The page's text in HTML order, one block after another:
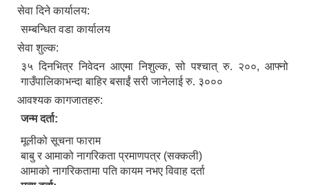
सेवा दिने कार्यालय:
सम्बन्धित वडा कार्यालय
सेवा शुल्क:
३५ दिनभित्र निवेदन आएमा निशुल्क, सो पश्चात् रु. २००, आफ्नो
गाउँपालिकाभन्दा बाहिर बसाईं सरी जानेलाई रु. ३०००
आवश्यक कागजातहरु:
जन्म दर्ता:
मूलीको सूचना फाराम
बाबु र आमाको नागरिकता प्रमाणपत्र (सक्कली)
आमाको नागरिकतामा पति कायम नभए विवाह दर्ता